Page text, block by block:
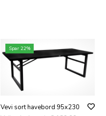
Spar 22%
Vevi sort havebord 95x230